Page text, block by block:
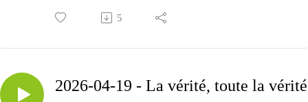
Passage biblique : Actes 25.1-22
Prédicateur : Alexandre Marquis
5